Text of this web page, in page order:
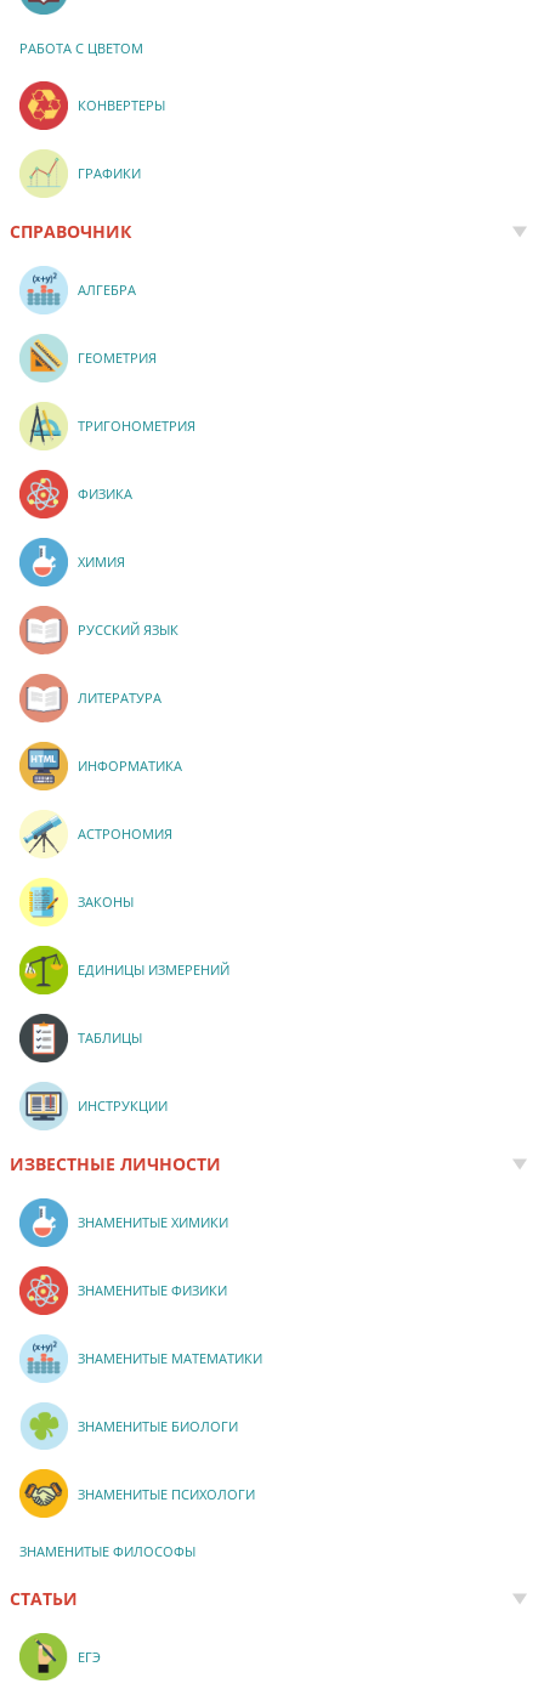
РАБОТА С ЦВЕТОМ
КОНВЕРТЕРЫ
ГРАФИКИ
СПРАВОЧНИК
АЛГЕБРА
ГЕОМЕТРИЯ
ТРИГОНОМЕТРИЯ
ФИЗИКА
ХИМИЯ
РУССКИЙ ЯЗЫК
ЛИТЕРАТУРА
ИНФОРМАТИКА
АСТРОНОМИЯ
ЗАКОНЫ
ЕДИНИЦЫ ИЗМЕРЕНИЙ
ТАБЛИЦЫ
ИНСТРУКЦИИ
ИЗВЕСТНЫЕ ЛИЧНОСТИ
ЗНАМЕНИТЫЕ ХИМИКИ
ЗНАМЕНИТЫЕ ФИЗИКИ
ЗНАМЕНИТЫЕ МАТЕМАТИКИ
ЗНАМЕНИТЫЕ БИОЛОГИ
ЗНАМЕНИТЫЕ ПСИХОЛОГИ
ЗНАМЕНИТЫЕ ФИЛОСОФЫ
СТАТЬИ
ЕГЭ